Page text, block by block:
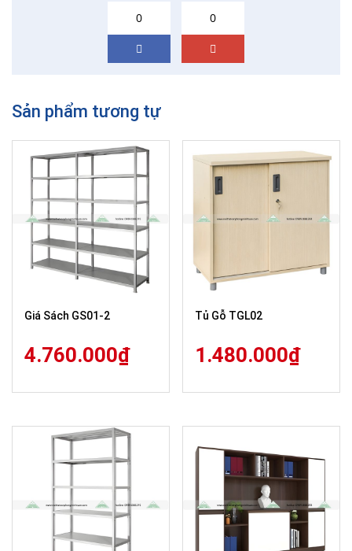
0 0
Sản phẩm tương tự
Giá Sách GS01-2
4.760.000₫
Tủ Gỗ TGL02
1.480.000₫